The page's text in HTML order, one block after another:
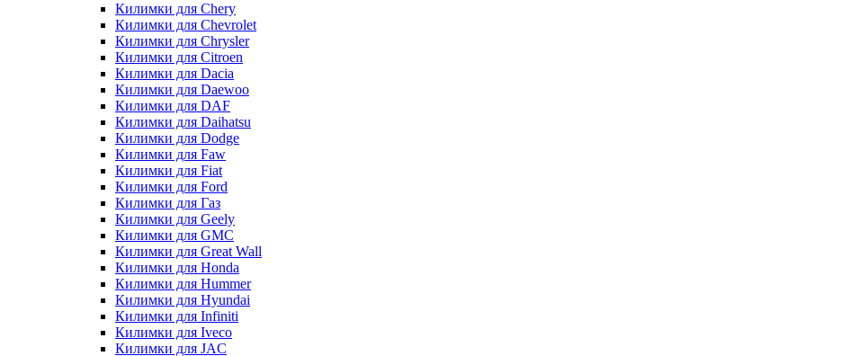
Килимки для Chery
Килимки для Chevrolet
Килимки для Chrysler
Килимки для Citroen
Килимки для Dacia
Килимки для Daewoo
Килимки для DAF
Килимки для Daihatsu
Килимки для Dodge
Килимки для Faw
Килимки для Fiat
Килимки для Ford
Килимки для Газ
Килимки для Geely
Килимки для GMC
Килимки для Great Wall
Килимки для Honda
Килимки для Hummer
Килимки для Hyundai
Килимки для Infiniti
Килимки для Iveco
Килимки для JAC